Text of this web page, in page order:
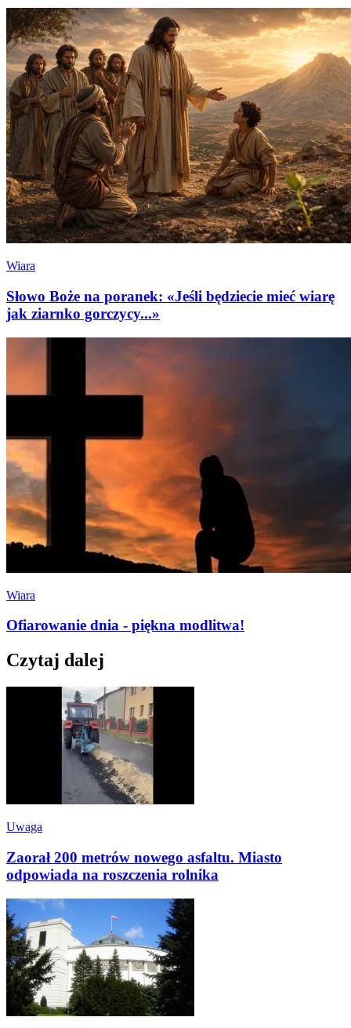
Wiara
Słowo Boże na poranek: «Jeśli będziecie mieć wiarę
jak ziarnko gorczycy...»
Wiara
Ofiarowanie dnia - piękna modlitwa!
Czytaj dalej
Uwaga
Zaorał 200 metrów nowego asfaltu. Miasto
odpowiada na roszczenia rolnika